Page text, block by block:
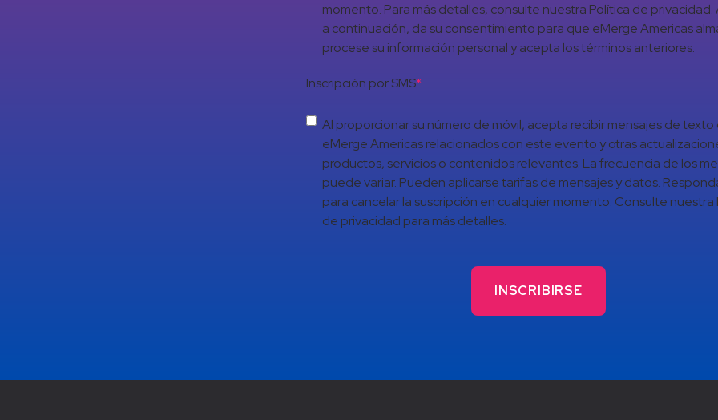
momento. Para más detalles, consulte nuestra Política de privacidad.
a continuación, da su consentimiento para que eMerge Americas
procese su información personal y acepta los términos anteriores.
Inscripción por SMS*
Al proporcionar su número de móvil, acepta recibir mensajes de texto
eMerge Americas relacionados con este evento y otras
productos, servicios o contenidos relevantes. La frecuencia de los
puede variar. Pueden aplicarse tarifas de mensajes y datos.
para cancelar la suscripción en cualquier momento. Consulte nuestra
de privacidad para más detalles.